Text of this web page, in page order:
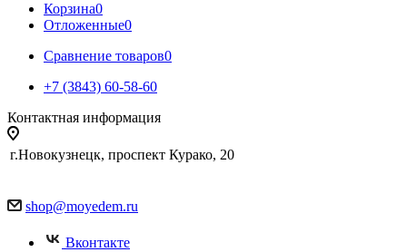
Корзина0
Отложенные0
Сравнение товаров0
+7 (3843) 60-58-60
Контактная информация
г.Новокузнецк, проспект Курако, 20
shop@moyedem.ru
Вконтакте